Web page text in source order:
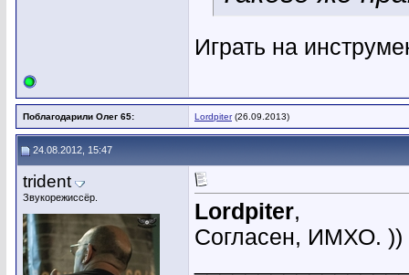
Играть на
Поблагодарили Олег 65: Lordpiter(26.09.2013)
24.08.2012, 15:47
trident
Звукорежиссёр.
Lordpiter,
Согласен, ИМХО. ))